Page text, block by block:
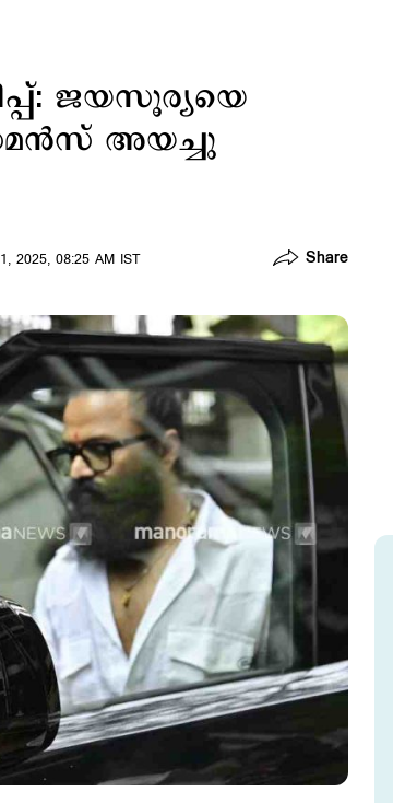
ജയസൂര്യയെ
അയച്ചു
2025, 08:25 AM IST Share